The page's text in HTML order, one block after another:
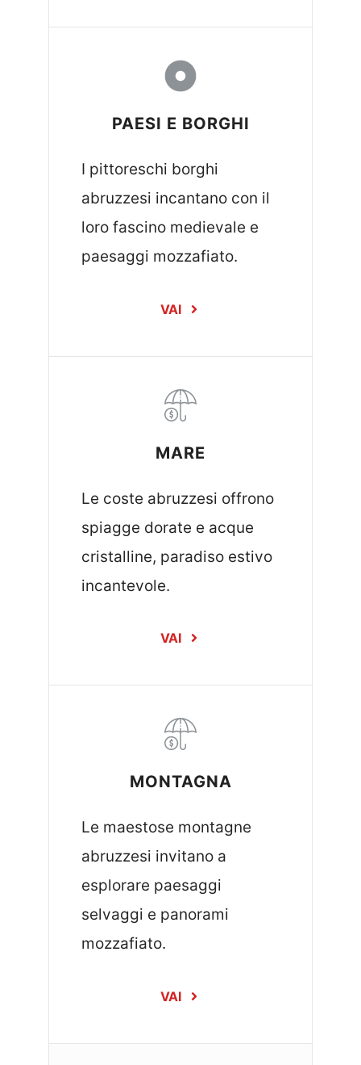
PAESI E BORGHI
I pittoreschi borghi
abruzzesi incantano con il
loro fascino medievale e
paesaggi mozzafiato.
VAI
MARE
Le coste abruzzesi offrono
spiagge dorate e acque
cristalline, paradiso estivo
incantevole.
VAI
MONTAGNA
Le maestose montagne
abruzzesi invitano a
esplorare paesaggi
selvaggi e panorami
mozzafiato.
VAI